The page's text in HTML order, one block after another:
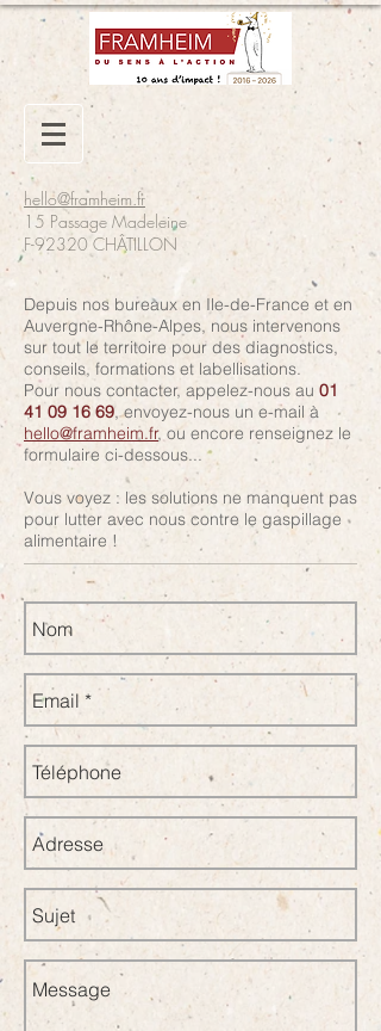
hello@framheim.fr
15 Passage Madeleine
F-92320 CHÂTILLON
Depuis nos bureaux en Ile-de-France et en
Auvergne-Rhône-Alpes, nous intervenons
sur tout le territoire pour des diagnostics,
conseils, formations et labellisations.
Pour nous contacter, appelez-nous au 01
41 09 16 69, envoyez-nous un e-mail à
hello@framheim.fr, ou encore renseignez le
formulaire ci-dessous...
Vous voyez : les solutions ne manquent pas
pour lutter avec nous contre le gaspillage
alimentaire !